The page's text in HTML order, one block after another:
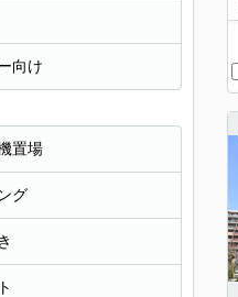
向け
置場
グ